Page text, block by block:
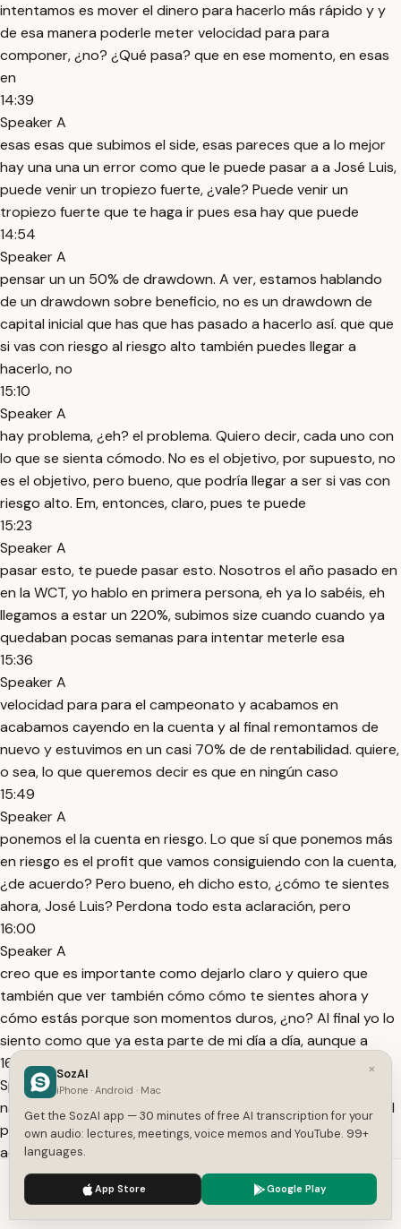
intentamos es mover el dinero para hacerlo más rápido y y
de esa manera poderle meter velocidad para para
componer, ¿no? ¿Qué pasa? que en ese momento, en esas
en
14:39
Speaker A
esas esas que subimos el side, esas pareces que a lo mejor
hay una una un error como que le puede pasar a a José Luis,
puede venir un tropiezo fuerte, ¿vale? Puede venir un
tropiezo fuerte que te haga ir pues esa hay que puede
14:54
Speaker A
pensar un un 50% de drawdown. A ver, estamos hablando
de un drawdown sobre beneficio, no es un drawdown de
capital inicial que has que has pasado a hacerlo así. que que
si vas con riesgo al riesgo alto también puedes llegar a
hacerlo, no
15:10
Speaker A
hay problema, ¿eh? el problema. Quiero decir, cada uno con
lo que se sienta cómodo. No es el objetivo, por supuesto, no
es el objetivo, pero bueno, que podría llegar a ser si vas con
riesgo alto. Em, entonces, claro, pues te puede
15:23
Speaker A
pasar esto, te puede pasar esto. Nosotros el año pasado en
en la WCT, yo hablo en primera persona, eh ya lo sabéis, eh
llegamos a estar un 220%, subimos size cuando cuando ya
quedaban pocas semanas para intentar meterle esa
15:36
Speaker A
velocidad para para el campeonato y acabamos en
acabamos cayendo en la cuenta y al final remontamos de
nuevo y estuvimos en un casi 70% de de rentabilidad. quiere,
o sea, lo que queremos decir es que en ningún caso
15:49
Speaker A
ponemos el la cuenta en riesgo. Lo que sí que ponemos más
en riesgo es el profit que vamos consiguiendo con la cuenta,
¿de acuerdo? Pero bueno, eh dicho esto, ¿cómo te sientes
ahora, José Luis? Perdona todo esta aclaración, pero
16:00
Speaker A
creo que es importante como dejarlo claro y quiero que
también que ver también cómo cómo te sientes ahora y
cómo estás porque son momentos duros, ¿no? Al final yo lo
siento como que ya esta parte de mi día a día, aunque a
16:12
Speaker A
nadie le gusta ver caer su cuenta, pero pero seguramente al
principio lo hubiese llevado muchísimo pero eso ya ni me
acuerdo, ¿sabes? Porque creo que la cabeza de como que
lo borra.
16:23
Speaker A
We use cookies to enhance your experience.
×
SozAI
iPhone · Android · Mac
Get the SozAI app — 30 minutes of free AI transcription for your
own audio: lectures, meetings, voice memos and YouTube. 99+
languages.
App Store Google Play